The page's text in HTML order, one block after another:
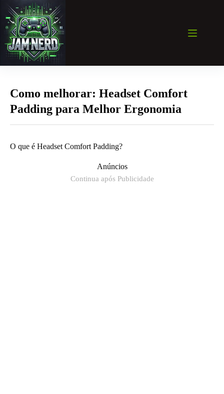
para
conteúdo
Como melhorar: Headset Comfort
Padding para Melhor Ergonomia
O que é Headset Comfort Padding?
Anúncios
Continua após Publicidade